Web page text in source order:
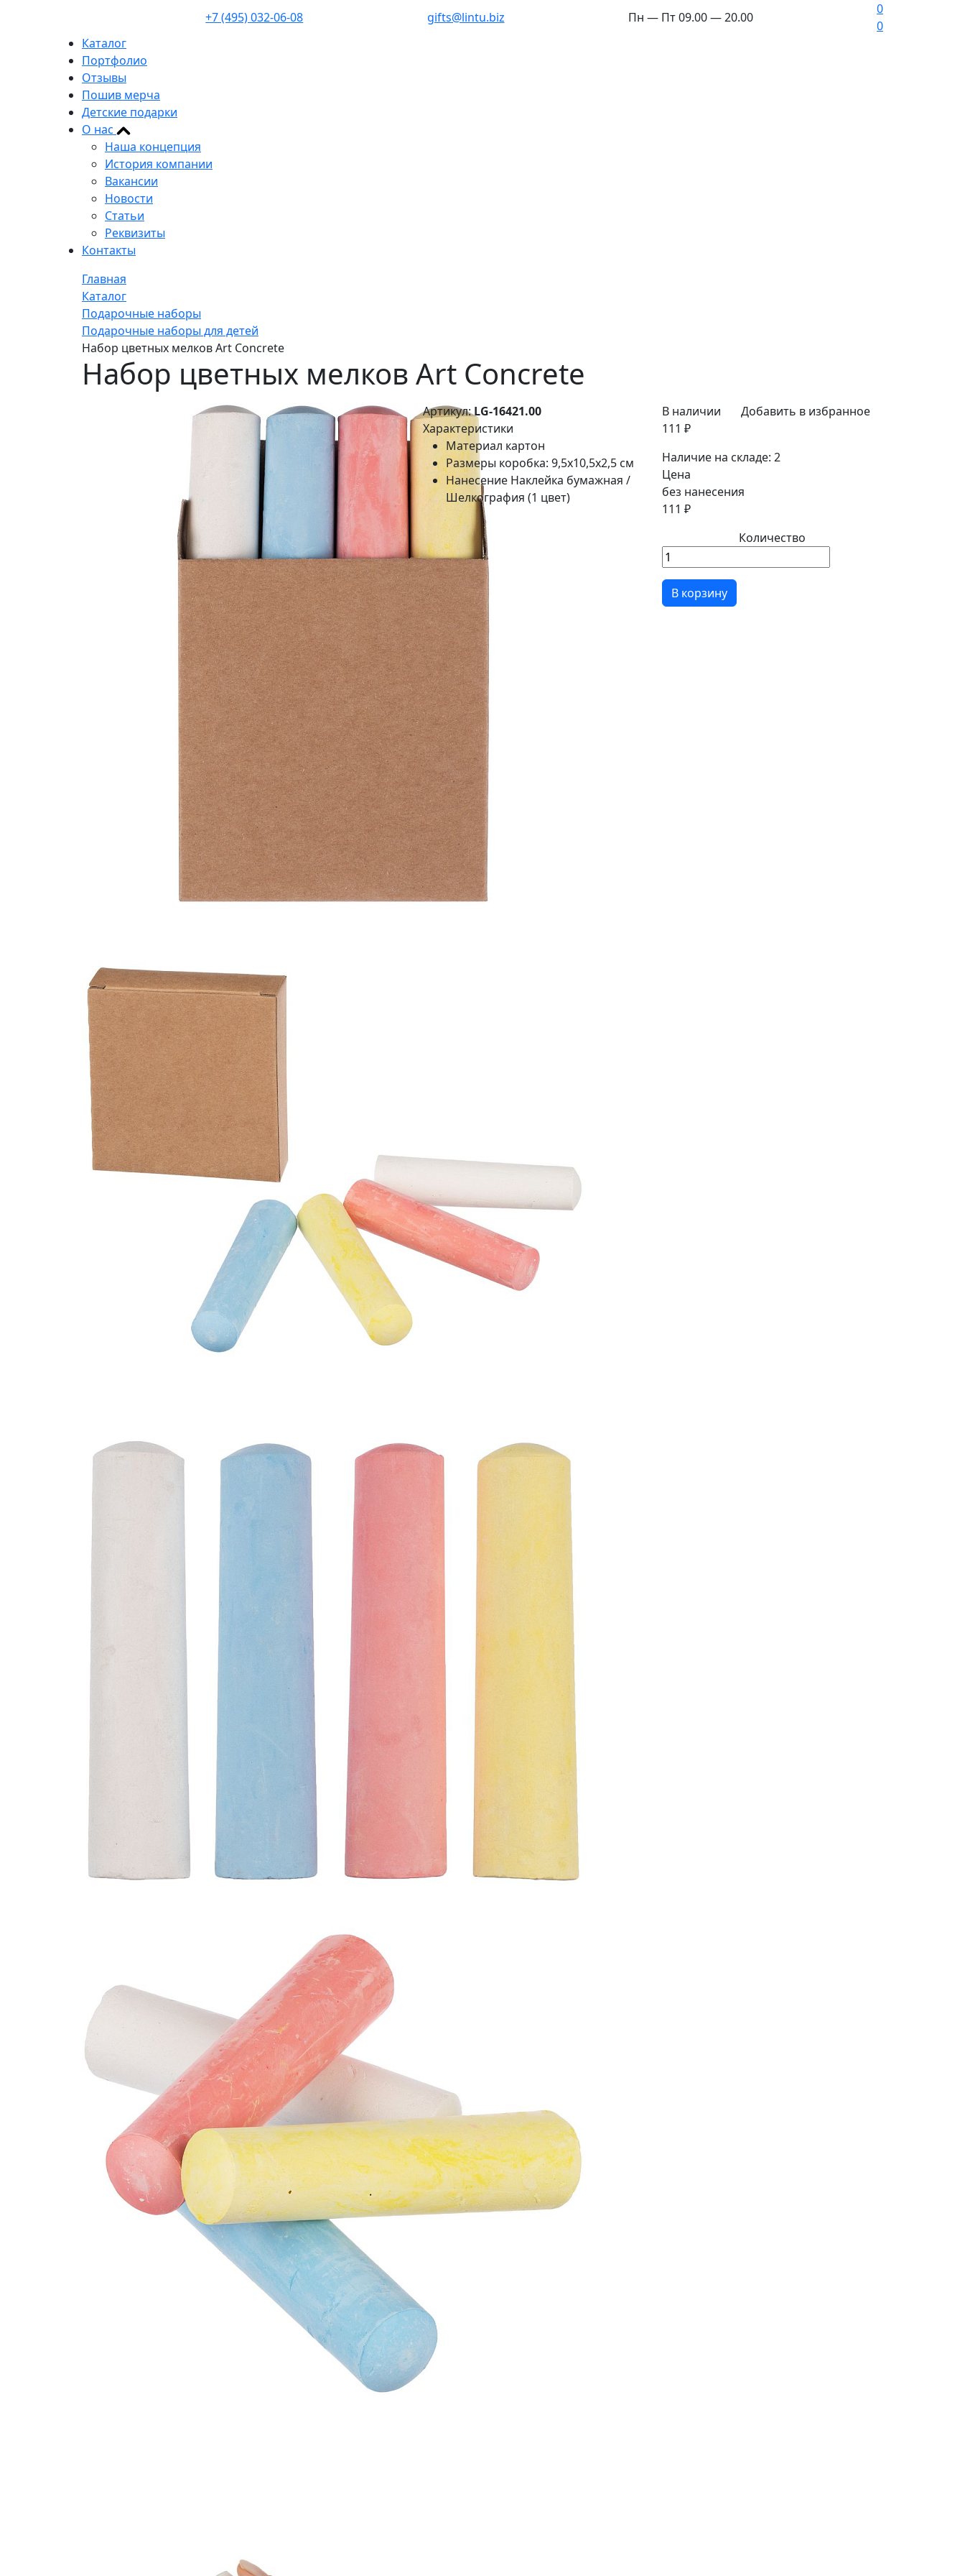
+7 (495) 032-06-08 gifts@lintu.biz Пн — Пт 09.00 — 20.00
0
0
Каталог
Портфолио
Отзывы
Пошив мерча
Детские подарки
О нас
Наша концепция
История компании
Вакансии
Новости
Статьи
Реквизиты
Контакты
Главная
Каталог
Подарочные наборы
Подарочные наборы для детей
Набор цветных мелков Art Concrete
Набор цветных мелков Art Concrete
Артикул:LG-16421.00 В наличии
Добавить в избранное
Характеристики
Материал картон
Размеры коробка: 9,5х10,5х2,5 см
Нанесение Наклейка бумажная /
Шелкография (1 цвет)
111 ₽
Наличие на складе: 2
Цена
без нанесения
111 ₽
Количество
В корзину